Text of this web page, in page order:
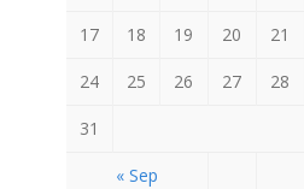
« Sep
17 18 19 20 21
24 25 26 27 28
31